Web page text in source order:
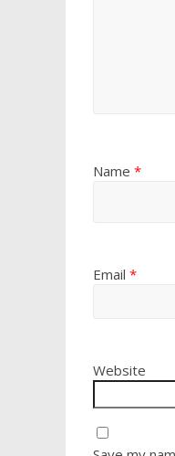
Name *
Email *
Website